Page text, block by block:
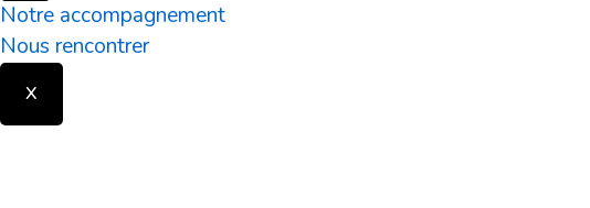
Notre accompagnement
Nous rencontrer
X